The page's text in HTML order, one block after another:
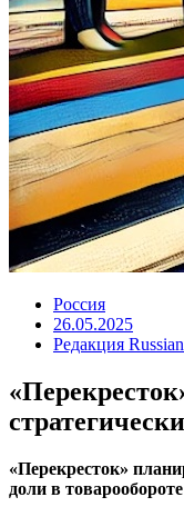
Россия
26.05.2025
Редакция
«Перекресток»
доли в